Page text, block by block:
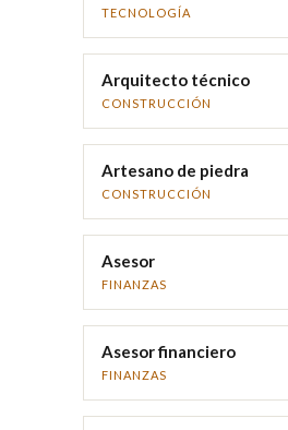
TECNOLOGÍA
Arquitecto técnico
CONSTRUCCIÓN
Artesano de piedra
CONSTRUCCIÓN
Asesor
FINANZAS
Asesor financiero
FINANZAS